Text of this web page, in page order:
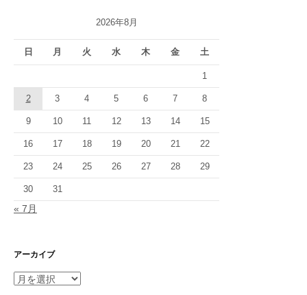
シ
ン
2026年8月
日 月 火 水 木 金 土
1
2 3 4 5 6 7 8
9 10 11 12 13 14 15
16 17 18 19 20 21 22
23 24 25 26 27 28 29
30 31
« 7月
アーカイブ
ア